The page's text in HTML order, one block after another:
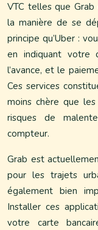
VTC telles que
la manière de se
principe qu’Uber :
en indiquant votre
l’avance, et le
Ces services
moins chère que
risques de
compteur.
Grab est
pour les trajets
également bien
Installer ces
votre carte